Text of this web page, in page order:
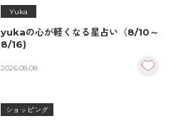
Yuka
yukaの心が軽くなる星占い（8/10～
8/16)
2026.08.08
ショッピング